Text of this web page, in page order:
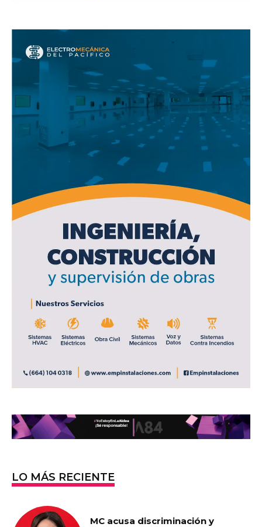
LO MÁS RECIENTE
MC acusa discriminación y